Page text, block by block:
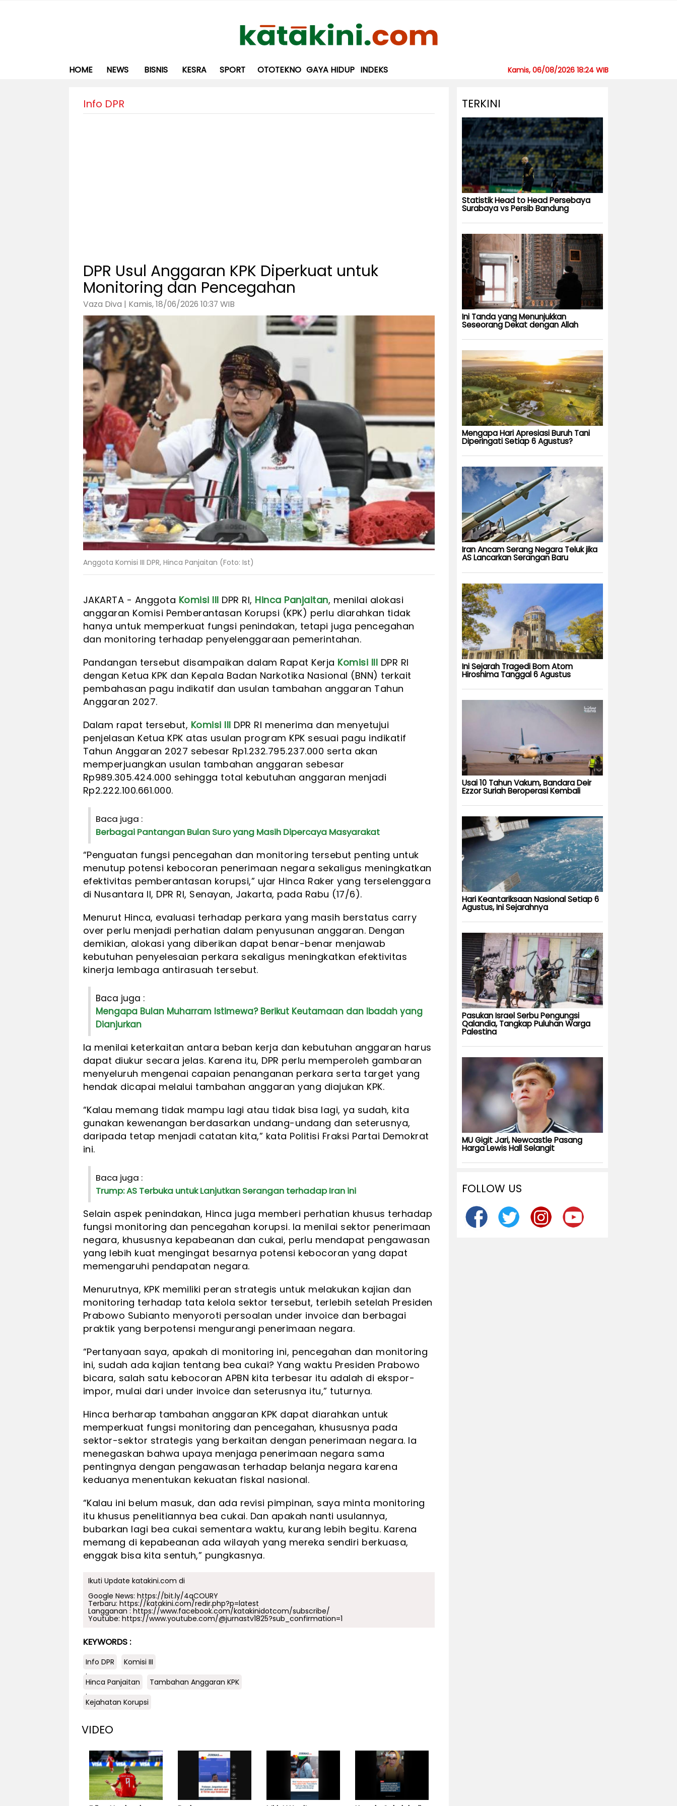
HOME NEWS BISNIS KESRA SPORT OTOTEKNO GAYA HIDUP INDEKS Kamis, 06/08/2026 18:24 WIB
Info DPR
DPR Usul Anggaran KPK Diperkuat untuk
Monitoring dan Pencegahan
Vaza Diva | Kamis, 18/06/2026 10:37 WIB
Anggota Komisi III DPR, Hinca Panjaitan (Foto: Ist)
JAKARTA - Anggota Komisi III DPR RI, Hinca Panjaitan, menilai alokasi
anggaran Komisi Pemberantasan Korupsi (KPK) perlu diarahkan tidak
hanya untuk memperkuat fungsi penindakan, tetapi juga pencegahan
dan monitoring terhadap penyelenggaraan pemerintahan.
Pandangan tersebut disampaikan dalam Rapat Kerja Komisi III DPR RI
dengan Ketua KPK dan Kepala Badan Narkotika Nasional (BNN) terkait
pembahasan pagu indikatif dan usulan tambahan anggaran Tahun
Anggaran 2027.
Dalam rapat tersebut, Komisi III DPR RI menerima dan menyetujui
penjelasan Ketua KPK atas usulan program KPK sesuai pagu indikatif
Tahun Anggaran 2027 sebesar Rp1.232.795.237.000 serta akan
memperjuangkan usulan tambahan anggaran sebesar
Rp989.305.424.000 sehingga total kebutuhan anggaran menjadi
Rp2.222.100.661.000.
Baca juga :
Berbagai Pantangan Bulan Suro yang Masih Dipercaya Masyarakat
“Penguatan fungsi pencegahan dan monitoring tersebut penting untuk
menutup potensi kebocoran penerimaan negara sekaligus meningkatkan
efektivitas pemberantasan korupsi,” ujar Hinca Raker yang terselenggara
di Nusantara II, DPR RI, Senayan, Jakarta, pada Rabu (17/6).
Menurut Hinca, evaluasi terhadap perkara yang masih berstatus carry
over perlu menjadi perhatian dalam penyusunan anggaran. Dengan
demikian, alokasi yang diberikan dapat benar-benar menjawab
kebutuhan penyelesaian perkara sekaligus meningkatkan efektivitas
kinerja lembaga antirasuah tersebut.
Baca juga :
Mengapa Bulan Muharram Istimewa? Berikut Keutamaan dan Ibadah yang
Dianjurkan
Ia menilai keterkaitan antara beban kerja dan kebutuhan anggaran harus
dapat diukur secara jelas. Karena itu, DPR perlu memperoleh gambaran
menyeluruh mengenai capaian penanganan perkara serta target yang
hendak dicapai melalui tambahan anggaran yang diajukan KPK.
“Kalau memang tidak mampu lagi atau tidak bisa lagi, ya sudah, kita
gunakan kewenangan berdasarkan undang-undang dan seterusnya,
daripada tetap menjadi catatan kita,” kata Politisi Fraksi Partai Demokrat
ini.
Baca juga :
Trump: AS Terbuka untuk Lanjutkan Serangan terhadap Iran ini
Selain aspek penindakan, Hinca juga memberi perhatian khusus terhadap
fungsi monitoring dan pencegahan korupsi. Ia menilai sektor penerimaan
negara, khususnya kepabeanan dan cukai, perlu mendapat pengawasan
yang lebih kuat mengingat besarnya potensi kebocoran yang dapat
memengaruhi pendapatan negara.
Menurutnya, KPK memiliki peran strategis untuk melakukan kajian dan
monitoring terhadap tata kelola sektor tersebut, terlebih setelah Presiden
Prabowo Subianto menyoroti persoalan under invoice dan berbagai
praktik yang berpotensi mengurangi penerimaan negara.
“Pertanyaan saya, apakah di monitoring ini, pencegahan dan monitoring
ini, sudah ada kajian tentang bea cukai? Yang waktu Presiden Prabowo
bicara, salah satu kebocoran APBN kita terbesar itu adalah di ekspor-
impor, mulai dari under invoice dan seterusnya itu,” tuturnya.
Hinca berharap tambahan anggaran KPK dapat diarahkan untuk
memperkuat fungsi monitoring dan pencegahan, khususnya pada
sektor-sektor strategis yang berkaitan dengan penerimaan negara. Ia
menegaskan bahwa upaya menjaga penerimaan negara sama
pentingnya dengan pengawasan terhadap belanja negara karena
keduanya menentukan kekuatan fiskal nasional.
“Kalau ini belum masuk, dan ada revisi pimpinan, saya minta monitoring
itu khusus penelitiannya bea cukai. Dan apakah nanti usulannya,
bubarkan lagi bea cukai sementara waktu, kurang lebih begitu. Karena
memang di kepabeanan ada wilayah yang mereka sendiri berkuasa,
enggak bisa kita sentuh,” pungkasnya.
Ikuti Update katakini.com di
Google News: https://bit.ly/4qCOURY
Terbaru: https://katakini.com/redir.php?p=latest
Langganan : https://www.facebook.com/katakinidotcom/subscribe/
Youtube: https://www.youtube.com/@jurnastv1825?sub_confirmation=1
KEYWORDS :
Info DPR
Komisi III
.
Hinca Panjaitan
Tambahan Anggaran KPK
.
Kejahatan Korupsi
VIDEO
TERKINI
Statistik Head to Head Persebaya
Surabaya vs Persib Bandung
Ini Tanda yang Menunjukkan
Seseorang Dekat dengan Allah
Mengapa Hari Apresiasi Buruh Tani
Diperingati Setiap 6 Agustus?
Iran Ancam Serang Negara Teluk jika
AS Lancarkan Serangan Baru
Ini Sejarah Tragedi Bom Atom
Hiroshima Tanggal 6 Agustus
Usai 10 Tahun Vakum, Bandara Deir
Ezzor Suriah Beroperasi Kembali
Hari Keantariksaan Nasional Setiap 6
Agustus, Ini Sejarahnya
Pasukan Israel Serbu Pengungsi
Qalandia, Tangkap Puluhan Warga
Palestina
MU Gigit Jari, Newcastle Pasang
Harga Lewis Hall Selangit
FOLLOW US